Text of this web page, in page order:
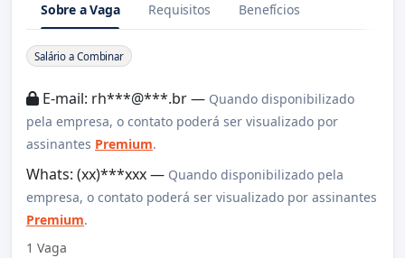
Sobre a Vaga Requisitos Benefícios
Sobre a Vaga
Salário a Combinar
E-mail: rh***@***.br — Quando disponibilizado
pela empresa, o contato poderá ser visualizado por
assinantes Premium.
Whats: (xx)***xxx — Quando disponibilizado pela
empresa, o contato poderá ser visualizado por assinantes
Premium.
1 Vaga